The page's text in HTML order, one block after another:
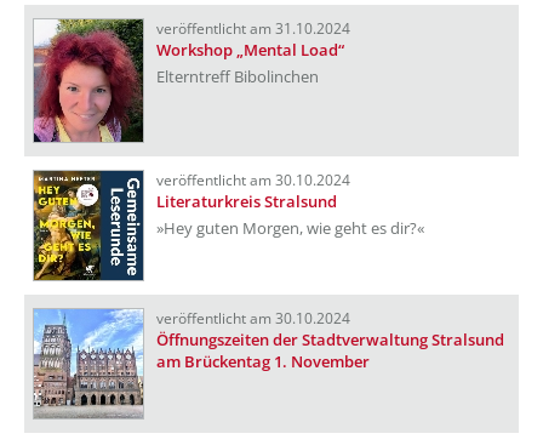
veröffentlicht am 31.10.2024
Workshop „Mental Load“
Elterntreff Bibolinchen
veröffentlicht am 30.10.2024
Literaturkreis Stralsund
»Hey guten Morgen, wie geht es dir?«
veröffentlicht am 30.10.2024
Öffnungszeiten der Stadtverwaltung Stralsund
am Brückentag 1. November